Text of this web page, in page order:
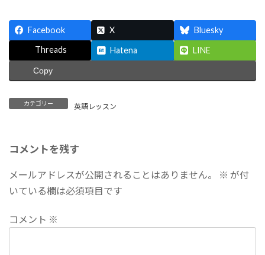
Facebook X
Bluesky
Threads
Hatena LINE
Copy
カテゴリー 英語レッスン
コメントを残す
メールアドレスが公開されることはありません。 ※ が付
いている欄は必須項目です
コメント ※